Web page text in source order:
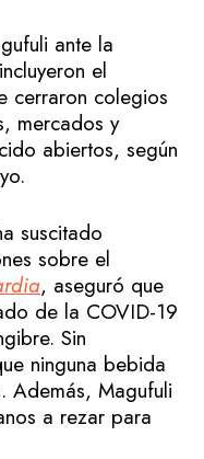
ante la
el
cerraron colegios
mercados y
abiertos, según
suscitado
sobre el
, aseguró que
de la COVID-19
Sin
ninguna bebida
Además, Magufuli
a rezar para